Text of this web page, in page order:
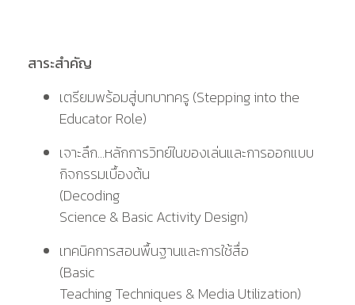
สาระสำคัญ
เตรียมพร้อมสู่บทบาทครู (Stepping into the
Educator Role)
เจาะลึก...หลักการวิทย์ในของเล่นและการออกแบบ
กิจกรรมเบื้องต้น
(Decoding
Science & Basic Activity Design)
เทคนิคการสอนพื้นฐานและการใช้สื่อ
(Basic
Teaching Techniques & Media Utilization)